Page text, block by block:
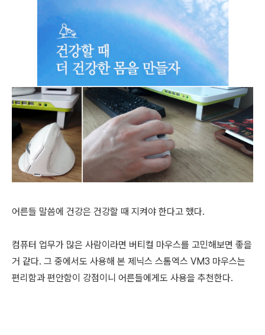
어른들 말씀에 건강은 건강할 때 지켜야 한다고 했다.
컴퓨터 업무가 많은 사람이라면 버티컬 마우스를 고민해보면 좋을
거 같다. 그 중에서도 사용해 본 제닉스 스톰엑스 VM3 마우스는
편리함과 편안함이 강점이니 어른들에게도 사용을 추천한다.